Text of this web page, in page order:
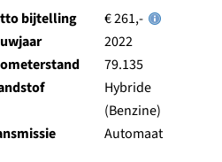
bijtelling
€ 261,-
2022
79.135
Hybride
(Benzine)
Automaat